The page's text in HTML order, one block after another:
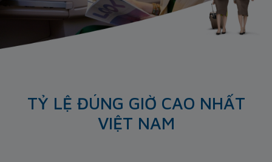
TỶ LỆ ĐÚNG GIỜ CAO NHẤT
VIỆT NAM